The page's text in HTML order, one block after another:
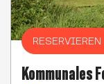
RESERVIEREN
Kommunales